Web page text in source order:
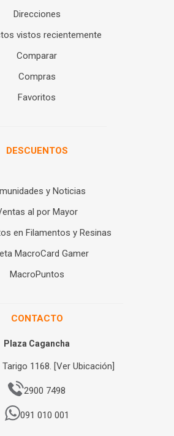
Direcciones
vistos recientemente
Comparar
Compras
Favoritos
DESCUENTOS
y Noticias
al por Mayor
en Filamentos y Resinas
MacroCard Gamer
MacroPuntos
CONTACTO
Plaza Cagancha
Tarigo 1168. [Ver Ubicación]
2900 7498
091 010 001